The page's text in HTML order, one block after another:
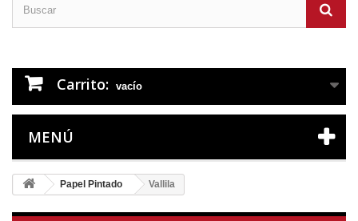
Carrito: vacío
MENÚ
Papel Pintado Vallila